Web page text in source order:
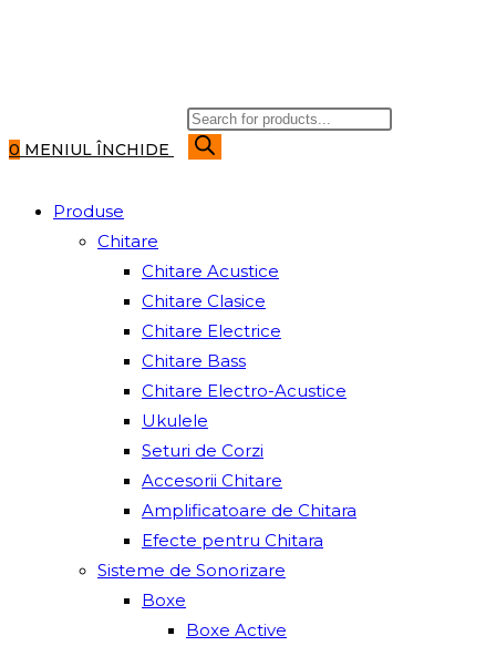
0 MENIUL ÎNCHIDE
Products
search
Produse
Chitare
Chitare Acustice
Chitare Clasice
Chitare Electrice
Chitare Bass
Chitare Electro-Acustice
Ukulele
Seturi de Corzi
Accesorii Chitare
Amplificatoare de Chitara
Efecte pentru Chitara
Sisteme de Sonorizare
Boxe
Boxe Active